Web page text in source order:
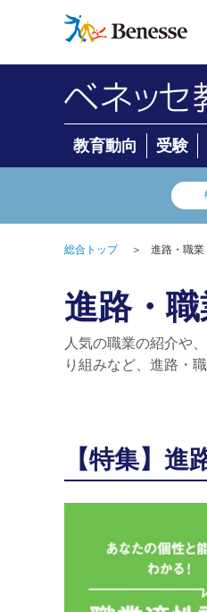
教育動向 受験
総合トップ ＞ 進路・職業
進路・
人気の職業の紹介や
り組みなど、進路・
【特集】進